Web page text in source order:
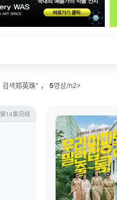
검색郑英珠" ， 5영상/h2>
第14集完结
/ 尹周相 / 尹炳熙 /